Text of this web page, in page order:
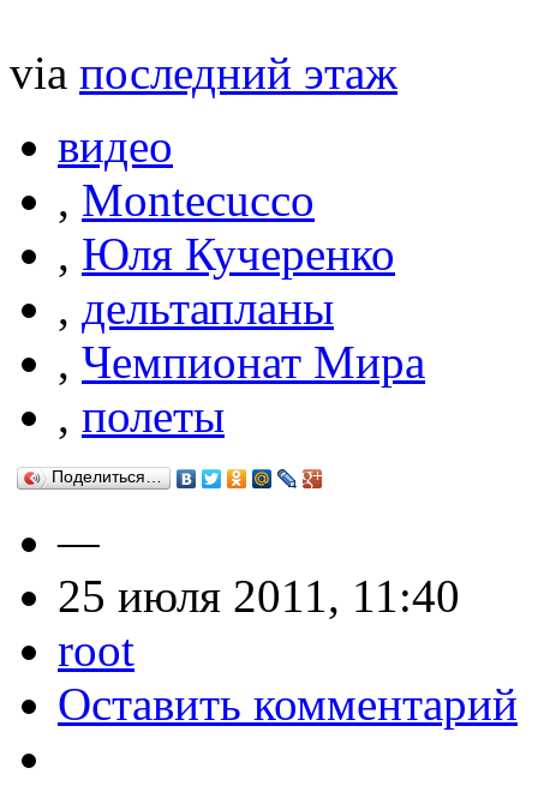
via последний этаж
видео
, Montecucco
, Юля Кучеренко
, дельтапланы
, Чемпионат Мира
, полеты
Поделиться…
—
25 июля 2011, 11:40
root
Оставить комментарий